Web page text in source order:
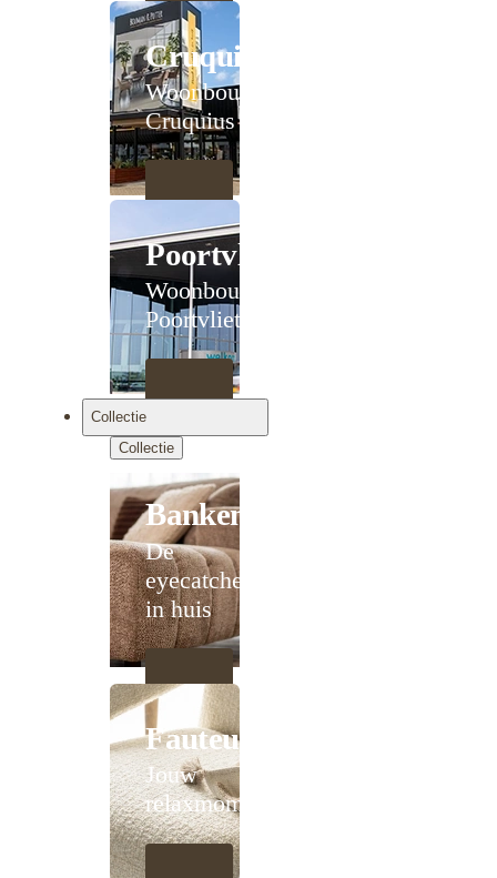
Cruquius
Woonboulevard
Cruquius
Poortvliet
Woonboulevard
Poortvliet XXL
Collectie
Collectie
Banken
De
eyecatcher
in huis
Fauteuils
Jouw
relaxmoment